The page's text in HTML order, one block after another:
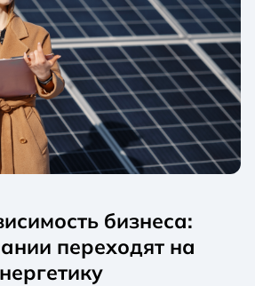
бизнеса:
переходят на